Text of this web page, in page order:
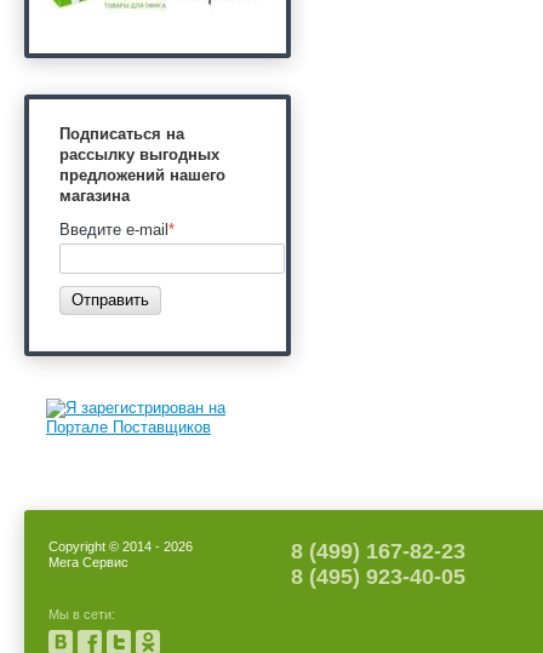
Подписаться на
рассылку выгодных
предложений нашего
магазина
Введите e-mail *
Отправить
Copyright © 2014 - 2026
Мега Сервис
Мы в сети:
8 (499) 167-82-23
8 (495) 923-40-05